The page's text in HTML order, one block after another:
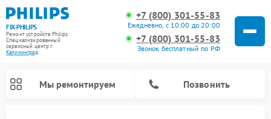
FIX-PHILIPS
Ремонт устройств Philips
Специализированный
cервисный центр г.
Калининград
+7 (800) 301-55-83
Ежедневно, с 10:00 до 20:00
+7 (800) 301-55-83
Звонок бесплатный по РФ
Мы ремонтируем Позвонить